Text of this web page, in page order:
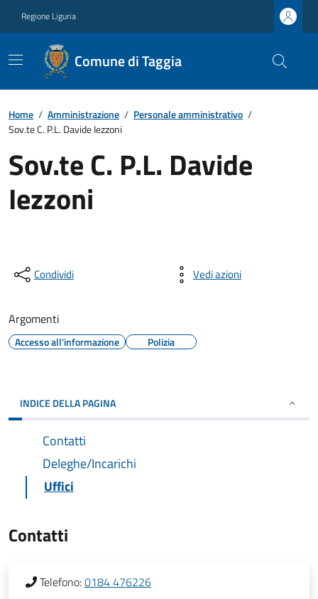
Regione Liguria
Comune di Taggia
Home / Amministrazione / Personale amministrativo /
Sov.te C. P.L. Davide Iezzoni
Sov.te C. P.L. Davide
Iezzoni
Condividi Vedi azioni
Argomenti
Accesso all'informazione Polizia
INDICE DELLA PAGINA
Contatti
Deleghe/Incarichi
Uffici
Contatti
Telefono:0184 476226